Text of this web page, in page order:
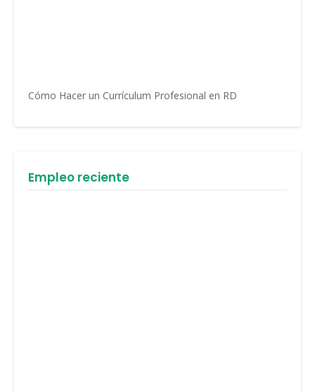
Cómo Hacer un Currículum Profesional en RD
Empleo reciente